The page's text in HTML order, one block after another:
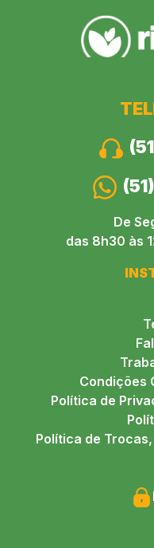
De
das 8h30 às
Condições
Política de
Política de